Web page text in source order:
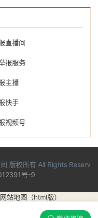
直播间
报服务
主播
快手
视频号
版权所有 All Rights Reserv
号-9
网站地图（html版）